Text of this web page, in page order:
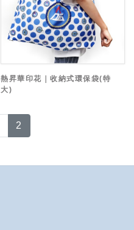
熱昇華印花｜收納式環保袋(特
大)
2